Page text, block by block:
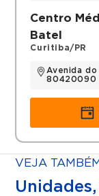
Centro
Batel
Curitiba/PR
Avenida
80420090
VEJA TAMBÉM